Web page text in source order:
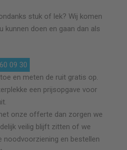
stuk of lek? Wij komen
kunnen doen en gaan dan als
09 30
en meten de ruit gratis op.
een prijsopgave voor
onze offerte dan zorgen we
veilig blijft zitten of we
noodvoorziening en bestellen